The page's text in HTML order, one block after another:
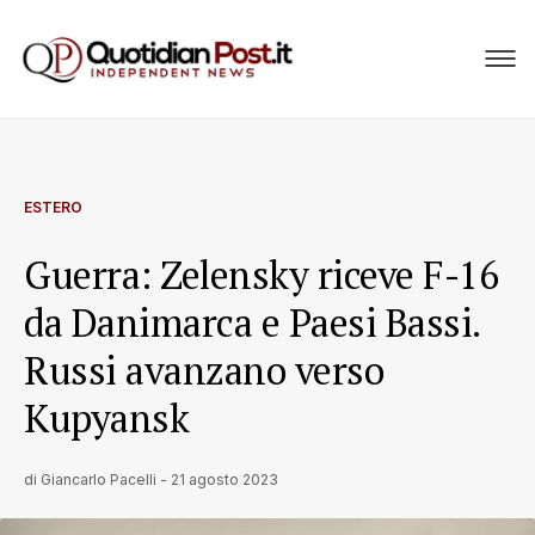
ESTERO
Guerra: Zelensky riceve F-16
da Danimarca e Paesi Bassi.
Russi avanzano verso
Kupyansk
di Giancarlo Pacelli - 21 agosto 2023